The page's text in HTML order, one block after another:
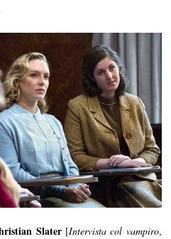
Slater[Intervista col vampiro,